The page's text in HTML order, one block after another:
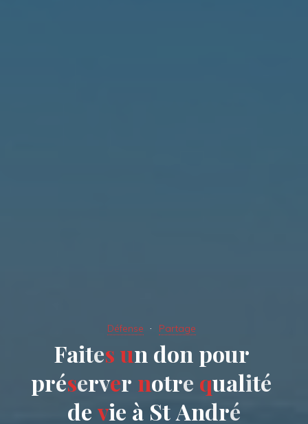
Défense Partage
Faites un don pour
préserver notre qualité
de vie à StAndré